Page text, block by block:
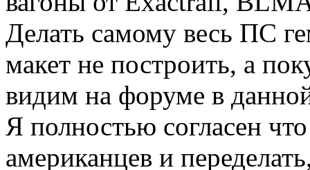
Делать самому весь ПС
макет не построить, а
видим на форуме в
Я полностью согласен
американцев и